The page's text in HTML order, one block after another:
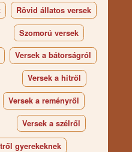
Rövid állatos versek
Szomorú versek
Versek a bátorságról
Versek a hitről
Versek a reményről
Versek a szélről
gyerekeknek